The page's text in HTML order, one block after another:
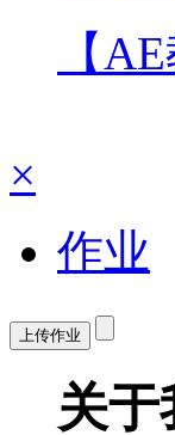
【
×
作业
上传作业
关于